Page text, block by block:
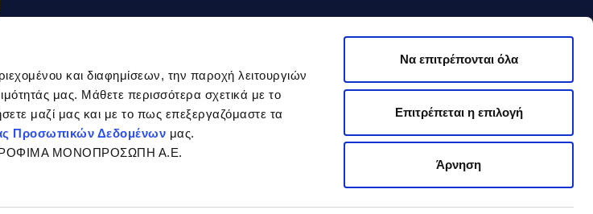
και διαφημίσεων, την παροχή λειτουργιών
μας. Μάθετε περισσότερα σχετικά με το
μαζί μας και με το πως επεξεργαζόμαστε τα
Προσωπικών Δεδομένων μας.
ΤΡΟΦΙΜΑ ΜΟΝΟΠΡΟΣΩΠΗ Α.Ε.
Να επιτρέπονται όλα
Επιτρέπεται η επιλογή
Άρνηση